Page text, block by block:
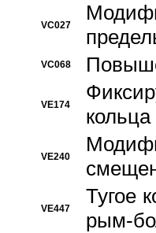
VC027
VC068
VE174
VE240
VE447
Тугое
рым-